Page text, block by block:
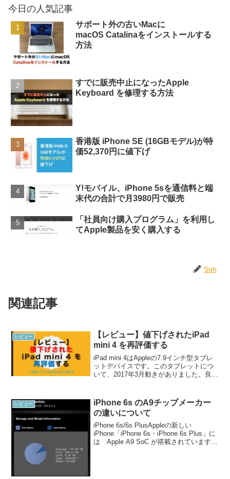
今日の人気記事
サポート外の古いMacに
macOS Catalinaをインストールする
方法
すでに販売中止になったApple
Keyboard を修理する方法
香港版 iPhone SE (16GBモデル)が特
価52,370円に値下げ
Y!モバイル、iPhone 5sを通信料と端
末代の合計で月3980円で販売
「社員向け購入プログラム」を利用し
てApple製品を安く購入する
Soh
関連記事
レビュー
【レビュー】値下げされたiPad
mini 4 を再評価する
iPad mini 4はAppleの7.9インチ型タブレ
ットデバイスです。このタブレットにつ
いて、2017年3月動きがありました。良い
ュースから行きましょ...
レビュー
iPhone 6s のA9チップメーカー
の違いについて
iPhone 6s/6s PlusAppleの新しい
iPhone「iPhone 6s・iPhone 6s Plus」に
は Apple A9 SoC が搭載されています。